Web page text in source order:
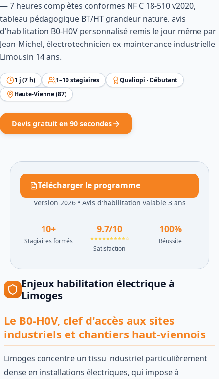
— 7 heures complètes conformes NF C 18-510 v2020,
tableau pédagogique BT/HT grandeur nature, avis
d'habilitation B0-H0V personnalisé remis le jour même par
Jean-Michel, électrotechnicien ex-maintenance industrielle
Limousin 14 ans.
1 j (7 h) 1–10stagiaires Qualiopi · Débutant
Haute-Vienne(87)
Devis gratuit en 90 secondes
Télécharger le programme
Version 2026• Avis d'habilitation valable 3 ans
10+
Stagiaires formés
9.7/10
★★★★★★★★★☆
Satisfaction
100%
Réussite
Enjeux habilitation électrique à
Limoges
Le B0-H0V, clef d'accès aux sites
industriels et chantiers haut-viennois
Limoges concentre un tissu industriel particulièrement
dense en installations électriques, qui impose à